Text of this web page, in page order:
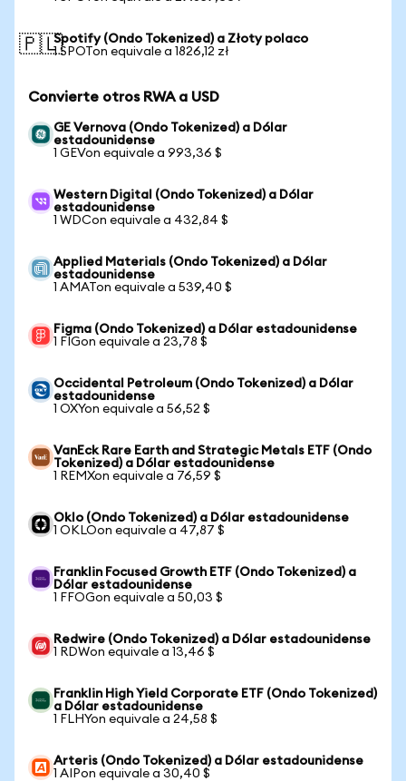
🇵🇱Spotify (Ondo Tokenized) a Złoty polaco
1 SPOTon equivale a 1826,12 zł
Convierte otros RWA a USD
GE Vernova (Ondo Tokenized) a Dólar
estadounidense
1 GEVon equivale a 993,36 $
Western Digital (Ondo Tokenized) a Dólar
estadounidense
1 WDCon equivale a 432,84 $
Applied Materials (Ondo Tokenized) a Dólar
estadounidense
1 AMATon equivale a 539,40 $
Figma (Ondo Tokenized) a Dólar estadounidense
1 FIGon equivale a 23,78 $
Occidental Petroleum (Ondo Tokenized) a Dólar
estadounidense
1 OXYon equivale a 56,52 $
VanEck Rare Earth and Strategic Metals ETF (Ondo
Tokenized) a Dólar estadounidense
1 REMXon equivale a 76,59 $
Oklo (Ondo Tokenized) a Dólar estadounidense
1 OKLOon equivale a 47,87 $
Franklin Focused Growth ETF (Ondo Tokenized) a
Dólar estadounidense
1 FFOGon equivale a 50,03 $
Redwire (Ondo Tokenized) a Dólar estadounidense
1 RDWon equivale a 13,46 $
Franklin High Yield Corporate ETF (Ondo Tokenized)
a Dólar estadounidense
1 FLHYon equivale a 24,58 $
Arteris (Ondo Tokenized) a Dólar estadounidense
1 AIPon equivale a 30,40 $